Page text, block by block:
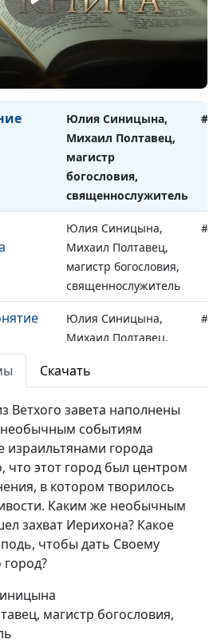
Юлия Синицына,
Михаил Полтавец,
магистр богословия,
священнослужитель
Юлия Синицына,
Михаил Полтавец,
магистр
богословия,
священнослужитель
Юлия Синицына,
Михаил Полтавец,
магистр богословия,
священнослужитель
Юлия Синицына,
Михаил Полтавец,
священнослужитель
Юлия Синицына,
Михаил Полтавец,
магистр богословия,
священнослужитель
Юлия Синицына,
Михаил Полтавец,
магистр богословия,
священнослужитель
Михаил Полтавец,
магистр богословия,
Скачать
Ветхого завета наполнены
необычным событиям
израильтянами города
что этот город был центром
в котором творилось
Каким же необычным
захват Иерихона? Какое
чтобы дать Своему
город?
магистр богословия,